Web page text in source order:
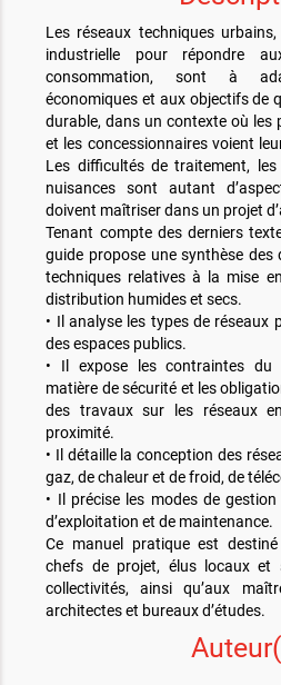
Les réseaux techniques
industrielle pour répondre
consommation, sont à
économiques et aux objectifs de
durable, dans un contexte où les
et les concessionnaires voient
Les difficultés de traitement, les
nuisances sont autant
doivent maîtriser dans un projet
Tenant compte des derniers
guide propose une synthèse
techniques relatives à la mise
distribution humides et secs.
• Il analyse les types de réseaux
des espaces publics.
• Il expose les contraintes du
matière de sécurité et les
des travaux sur les réseaux
proximité.
• Il détaille la conception des
gaz, de chaleur et de froid, de
• Il précise les modes de
d’exploitation et de maintenance.
Ce manuel pratique est
chefs de projet, élus locaux et
collectivités, ainsi qu’aux
architectes et bureaux d’études.